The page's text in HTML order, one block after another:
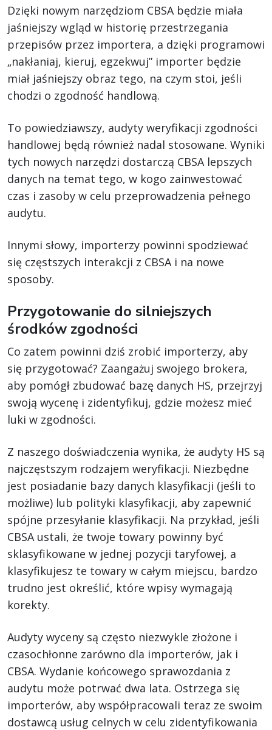
Dzięki nowym narzędziom CBSA będzie miała
jaśniejszy wgląd w historię przestrzegania
przepisów przez importera, a dzięki programowi
„nakłaniaj, kieruj, egzekwuj” importer będzie
miał jaśniejszy obraz tego, na czym stoi, jeśli
chodzi o zgodność handlową.
To powiedziawszy, audyty weryfikacji zgodności
handlowej będą również nadal stosowane. Wyniki
tych nowych narzędzi dostarczą CBSA lepszych
danych na temat tego, w kogo zainwestować
czas i zasoby w celu przeprowadzenia pełnego
audytu.
Innymi słowy, importerzy powinni spodziewać
się częstszych interakcji z CBSA i na nowe
sposoby.
Przygotowanie do silniejszych
środków zgodności
Co zatem powinni dziś zrobić importerzy, aby
się przygotować? Zaangażuj swojego brokera,
aby pomógł zbudować bazę danych HS, przejrzyj
swoją wycenę i zidentyfikuj, gdzie możesz mieć
luki w zgodności.
Z naszego doświadczenia wynika, że audyty HS są
najczęstszym rodzajem weryfikacji. Niezbędne
jest posiadanie bazy danych klasyfikacji (jeśli to
możliwe) lub polityki klasyfikacji, aby zapewnić
spójne przesyłanie klasyfikacji. Na przykład, jeśli
CBSA ustali, że twoje towary powinny być
sklasyfikowane w jednej pozycji taryfowej, a
klasyfikujesz te towary w całym miejscu, bardzo
trudno jest określić, które wpisy wymagają
korekty.
Audyty wyceny są często niezwykle złożone i
czasochłonne zarówno dla importerów, jak i
CBSA. Wydanie końcowego sprawozdania z
audytu może potrwać dwa lata. Ostrzega się
importerów, aby współpracowali teraz ze swoim
dostawcą usług celnych w celu zidentyfikowania